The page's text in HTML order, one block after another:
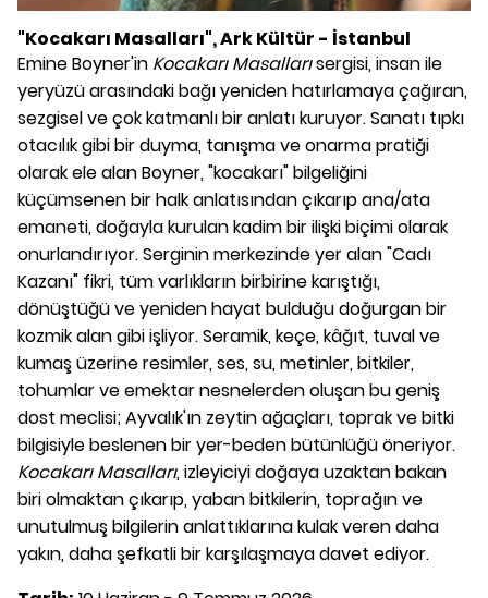
"Kocakarı Masalları", Ark Kültür - İstanbul
Emine Boyner'in Kocakarı Masallarısergisi, insan ile
yeryüzü arasındaki bağı yeniden hatırlamaya çağıran,
sezgisel ve çok katmanlı bir anlatı kuruyor. Sanatı tıpkı
otacılık gibi bir duyma, tanışma ve onarma pratiği
olarak ele alan Boyner, "kocakarı" bilgeliğini
küçümsenen bir halk anlatısından çıkarıp ana/ata
emaneti, doğayla kurulan kadim bir ilişki biçimi olarak
onurlandırıyor. Serginin merkezinde yer alan "Cadı
Kazanı" fikri, tüm varlıkların birbirine karıştığı,
dönüştüğü ve yeniden hayat bulduğu doğurgan bir
kozmik alan gibi işliyor. Seramik, keçe, kâğıt, tuval ve
kumaş üzerine resimler, ses, su, metinler, bitkiler,
tohumlar ve emektar nesnelerden oluşan bu geniş
dost meclisi; Ayvalık'ın zeytin ağaçları, toprak ve bitki
bilgisiyle beslenen bir yer-beden bütünlüğü öneriyor.
Kocakarı Masalları, izleyiciyi doğaya uzaktan bakan
biri olmaktan çıkarıp, yaban bitkilerin, toprağın ve
unutulmuş bilgilerin anlattıklarına kulak veren daha
yakın, daha şefkatli bir karşılaşmaya davet ediyor.